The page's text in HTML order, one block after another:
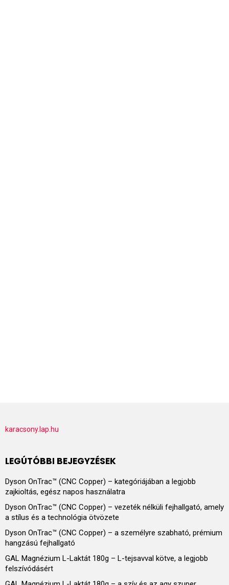
karacsony.lap.hu
LEGÚTÓBBI BEJEGYZÉSEK
Dyson OnTrac™ (CNC Copper) – kategóriájában a legjobb
zajkioltás, egész napos használatra
Dyson OnTrac™ (CNC Copper) – vezeték nélküli fejhallgató, amely
a stílus és a technológia ötvözete
Dyson OnTrac™ (CNC Copper) – a személyre szabható, prémium
hangzású fejhallgató
GAL Magnézium L-Laktát 180g – L-tejsavval kötve, a legjobb
felszívódásért